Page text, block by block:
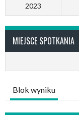
2023
MIEJSCE SPOTKANIA
Blok wyniku